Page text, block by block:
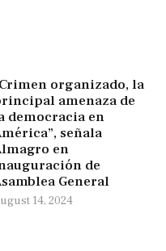
organizado, la
amenaza de
democracia en
señala
en
de
General
14, 2024